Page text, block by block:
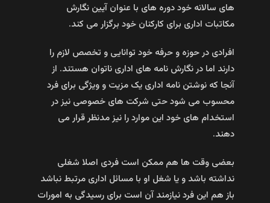
های سالانه خود دوره های با عنوان آیین نگارش
مکاتبات اداری برای کارکنان خود برگزار می کند.
افرادی در حوزه و حرفه خود توانایی و تخصص لازم را
دارند اما در نگارش نامه های اداری ناتوان هستند. از
آنجا که نوشتن نامه اداری یک مزیت و ویژگی برای فرد
محسوب می شود حتی شرکت های خصوصی نیز در
استخدام های خود این موارد را نیز مدنظر قرار می
دهند.
بعضی وقت ها هم ممکن است فردی اصلا شغلی
نداشته باشد و یا شغل او با مسائل اداری مرتبط نباشد
باز هم این فرد نیازمند آن است برای رسیدگی به امورات